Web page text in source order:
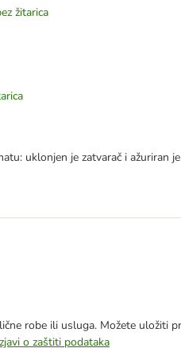
žitarica
uklonjen je zatvarač i ažuriran
robe ili usluga. Možete
o zaštiti podataka